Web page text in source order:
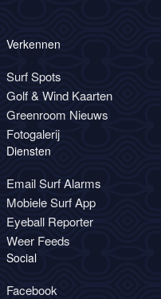
Verkennen
Surf Spots
Golf & Wind Kaarten
Greenroom Nieuws
Fotogalerij
Diensten
Email Surf Alarms
Mobiele Surf App
Eyeball Reporter
Weer Feeds
Social
Facebook